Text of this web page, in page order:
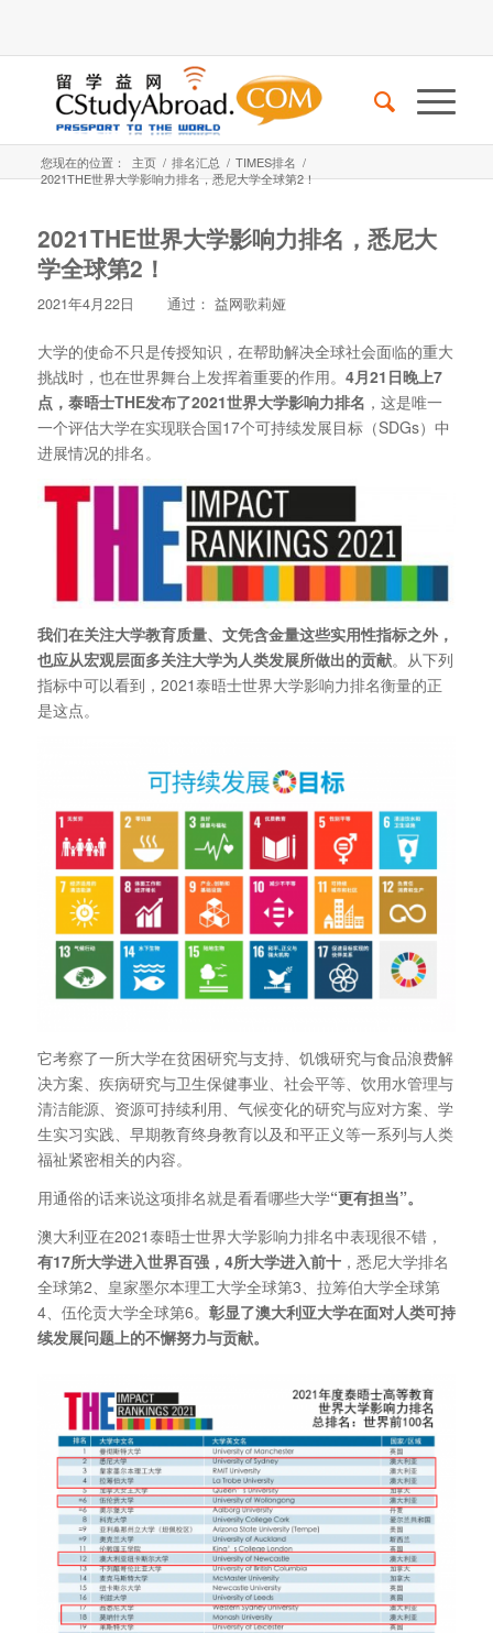
您现在的位置： 主页 / 排名汇总 / TIMES排名 /
2021THE世界大学影响力排名，悉尼大学全球第2！
2021THE世界大学影响力排名，悉尼大
学全球第2！
2021年4月22日 通过： 益网歌莉娅
大学的使命不只是传授知识，在帮助解决全球社会面临的重大
挑战时，也在世界舞台上发挥着重要的作用。 4月21日晚上7
点，泰晤士THE发布了2021世界大学影响力排名 ，这是唯一
一个评估大学在实现联合国17个可持续发展目标（SDGs）中
进展情况的排名。
我们在关注大学教育质量、文凭含金量这些实用性指标之外，
也应从宏观层面多关注大学为人类发展所做出的贡献。从下列
指标中可以看到，2021泰晤士世界大学影响力排名衡量的正
是这点。
它考察了一所大学在贫困研究与支持、饥饿研究与食品浪费解
决方案、疾病研究与卫生保健事业、社会平等、饮用水管理与
清洁能源、资源可持续利用、气候变化的研究与应对方案、学
生实习实践、早期教育终身教育以及和平正义等一系列与人类
福祉紧密相关的内容。
用通俗的话来说这项排名就是看看哪些大学“更有担当”。
澳大利亚在2021泰晤士世界大学影响力排名中表现很不错，
有17所大学进入世界百强，4所大学进入前十，悉尼大学排名
全球第2、皇家墨尔本理工大学全球第3、拉筹伯大学全球第
4、伍伦贡大学全球第6。 彰显了澳大利亚大学在面对人类可持
续发展问题上的不懈努力与贡献。